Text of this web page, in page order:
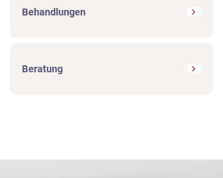
Behandlungen
Beratung